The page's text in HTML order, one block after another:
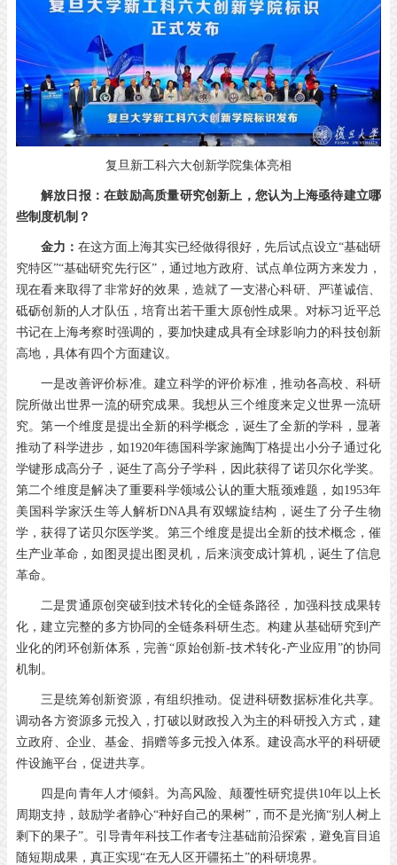
复旦新工科六大创新学院集体亮相
解放日报：在鼓励高质量研究创新上，您认为上海亟待建立哪
些制度机制？
金力： 在这方面上海其实已经做得很好，先后试点设立“基础研
究特区”“基础研究先行区”，通过地方政府、试点单位两方来发力，
现在看来取得了非常好的效果，造就了一支潜心科研、严谨诚信、
砥砺创新的人才队伍，培育出若干重大原创性成果。对标习近平总
书记在上海考察时强调的，要加快建成具有全球影响力的科技创新
高地，具体有四个方面建议。
一是改善评价标准。建立科学的评价标准，推动各高校、科研
院所做出世界一流的研究成果。我想从三个维度来定义世界一流研
究。第一个维度是提出全新的科学概念，诞生了全新的学科，显著
推动了科学进步，如1920年德国科学家施陶丁格提出小分子通过化
学键形成高分子，诞生了高分子学科，因此获得了诺贝尔化学奖。
第二个维度是解决了重要科学领域公认的重大瓶颈难题，如1953年
美国科学家沃生等人解析DNA具有双螺旋结构，诞生了分子生物
学，获得了诺贝尔医学奖。第三个维度是提出全新的技术概念，催
生产业革命，如图灵提出图灵机，后来演变成计算机，诞生了信息
革命。
二是贯通原创突破到技术转化的全链条路径，加强科技成果转
化，建立完整的多方协同的全链条科研生态。构建从基础研究到产
业化的闭环创新体系，完善“原始创新-技术转化-产业应用”的协同
机制。
三是统筹创新资源，有组织推动。促进科研数据标准化共享。
调动各方资源多元投入，打破以财政投入为主的科研投入方式，建
立政府、企业、基金、捐赠等多元投入体系。建设高水平的科研硬
件设施平台，促进共享。
四是向青年人才倾斜。为高风险、颠覆性研究提供10年以上长
周期支持，鼓励学者静心“种好自己的果树”，而不是光摘“别人树上
剩下的果子”。引导青年科技工作者专注基础前沿探索，避免盲目追
随短期成果，真正实现“在无人区开疆拓土”的科研境界。